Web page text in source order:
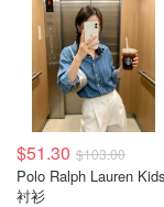
$51.30 $103.00
Polo Ralph Lauren Kids
衬衫